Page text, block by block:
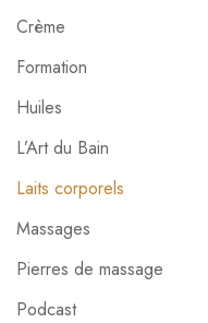
Crème
Formation
Huiles
L’Art du Bain
Laits corporels
Massages
Pierres de massage
Podcast